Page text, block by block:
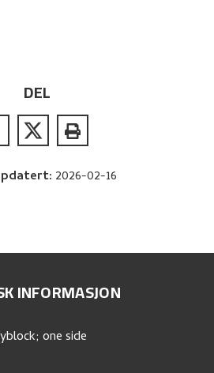
DEL
: 2026-02-16
INFORMASJON
one side